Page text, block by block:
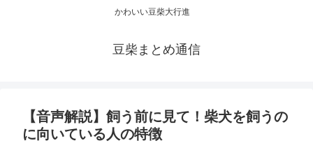
かわいい豆柴大行進
豆柴まとめ通信
【音声解説】飼う前に見て！柴犬を飼うの
に向いている人の特徴